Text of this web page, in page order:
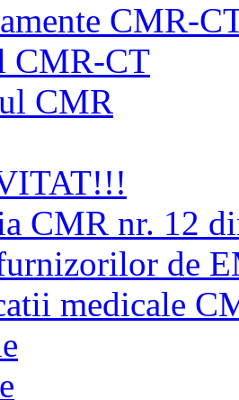
CMR-
CMR-CT
CMR
CMR nr. 12
de
medicale